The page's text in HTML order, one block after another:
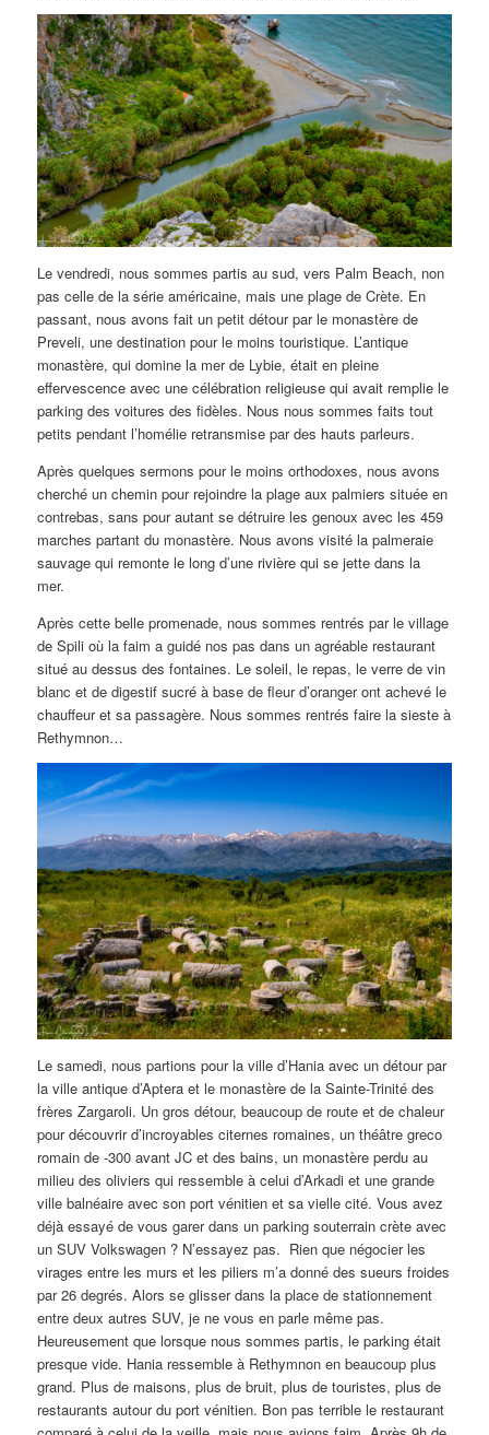
Le vendredi, nous sommes partis au sud, vers Palm Beach, non
pas celle de la série américaine, mais une plage de Crète. En
passant, nous avons fait un petit détour par le monastère de
Preveli, une destination pour le moins touristique. L’antique
monastère, qui domine la mer de Lybie, était en pleine
effervescence avec une célébration religieuse qui avait remplie le
parking des voitures des fidèles. Nous nous sommes faits tout
petits pendant l’homélie retransmise par des hauts parleurs.
Après quelques sermons pour le moins orthodoxes, nous avons
cherché un chemin pour rejoindre la plage aux palmiers située en
contrebas, sans pour autant se détruire les genoux avec les 459
marches partant du monastère. Nous avons visité la palmeraie
sauvage qui remonte le long d’une rivière qui se jette dans la
mer.
Après cette belle promenade, nous sommes rentrés par le village
de Spili où la faim a guidé nos pas dans un agréable restaurant
situé au dessus des fontaines. Le soleil, le repas, le verre de vin
blanc et de digestif sucré à base de fleur d’oranger ont achevé le
chauffeur et sa passagère. Nous sommes rentrés faire la sieste à
Rethymnon…
Le samedi, nous partions pour la ville d’Hania avec un détour par
la ville antique d’Aptera et le monastère de la Sainte-Trinité des
frères Zargaroli. Un gros détour, beaucoup de route et de chaleur
pour découvrir d’incroyables citernes romaines, un théâtre greco
romain de -300 avant JC et des bains, un monastère perdu au
milieu des oliviers qui ressemble à celui d’Arkadi et une grande
ville balnéaire avec son port vénitien et sa vielle cité. Vous avez
déjà essayé de vous garer dans un parking souterrain crète avec
un SUV Volkswagen ? N’essayez pas. Rien que négocier les
virages entre les murs et les piliers m’a donné des sueurs froides
par 26 degrés. Alors se glisser dans la place de stationnement
entre deux autres SUV, je ne vous en parle même pas.
Heureusement que lorsque nous sommes partis, le parking était
presque vide. Hania ressemble à Rethymnon en beaucoup plus
grand. Plus de maisons, plus de bruit, plus de touristes, plus de
restaurants autour du port vénitien. Bon pas terrible le restaurant